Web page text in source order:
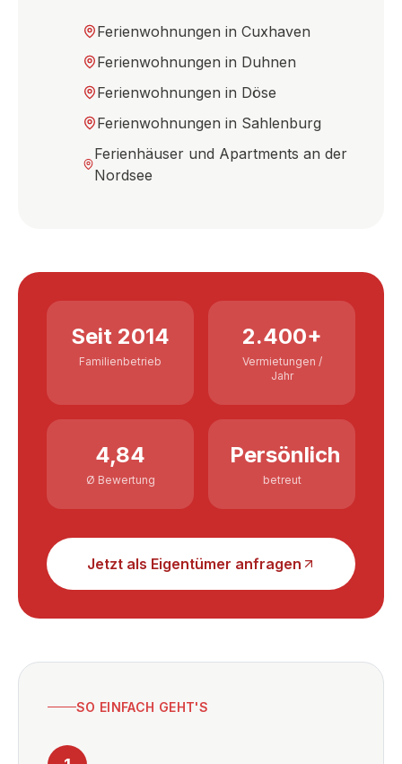
Ferienwohnungen in Cuxhaven
Ferienwohnungen in Duhnen
Ferienwohnungen in Döse
Ferienwohnungen in Sahlenburg
Ferienhäuser und Apartments an der
Nordsee
Seit 2014
Familienbetrieb
2.400+
Vermietungen /
Jahr
4,84
Ø Bewertung
Persönlich
betreut
Jetzt als Eigentümer anfragen
SO EINFACH GEHT'S